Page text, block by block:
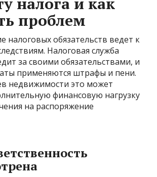
проблем
налоговых обязательств ведет к
Налоговая служба
за своими обязательствами, и
применяются штрафы и пени.
недвижимости это может
финансовую нагрузку
на распоряжение